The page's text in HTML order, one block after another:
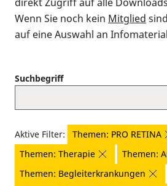
Wenn Sie noch kein Mitglied
auf eine Auswahl an
Suchbegriff
Aktive Filter:
Themen: PRO RETINA
Themen: Therapie
Themen:
Themen: Begleiterkrankungen